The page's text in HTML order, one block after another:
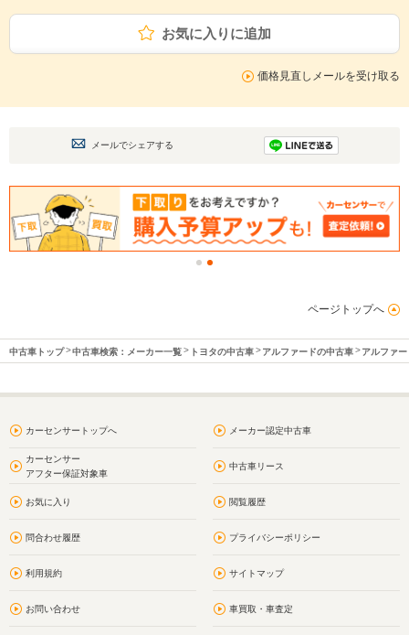
お気に入りに追加
価格見直しメールを受け取る
メールでシェアする
ページトップへ
中古車トップ 中古車検索：メーカー一覧 トヨタの中古車 アルファードの中古車 アルファ
カーセンサートップへ メーカー認定中古車
カーセンサー
アフター保証対象車
中古車リース
お気に入り 閲覧履歴
問合わせ履歴 プライバシーポリシー
利用規約 サイトマップ
お問い合わせ 車買取・車査定